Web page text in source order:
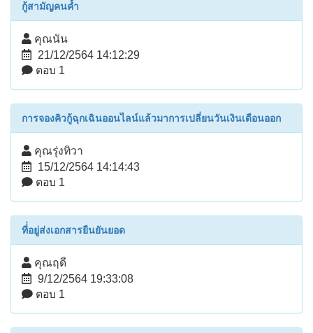
กู้สามัญคนค้ำ
คุณนัน
21/12/2564 14:12:29
ตอบ 1
การจองคิวกู้ฉุกเฉินออนไลน์แล้วมาการเปลี่ยนวันเงินเดือนออก
คุณรุ่งทิวา
15/12/2564 14:14:43
ตอบ 1
ที่่อยู่ส่งเอกสารยืนยันยอด
คุณฤดี
9/12/2564 19:33:08
ตอบ 1